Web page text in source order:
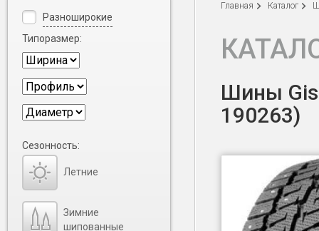
Главная Каталог
Шины
190263)
Разноширокие
Типоразмер:
Сезонность:
Летние
Зимние
шипованные